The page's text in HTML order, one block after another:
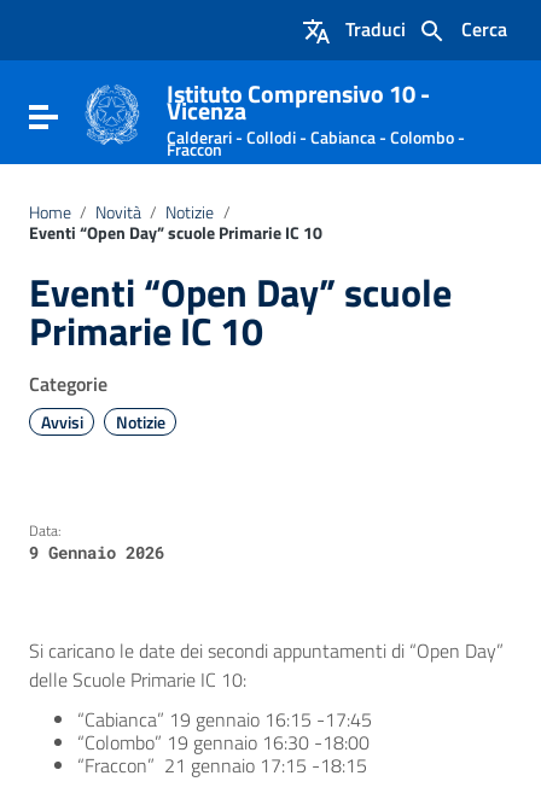
Vai al footer
Cerca
Traduci
Attiva / disattiva la navigazione
Istituto Comprensivo 10 -
Vicenza
Calderari - Collodi - Cabianca - Colombo -
Fraccon
Home / Novità / Notizie /
Eventi “Open Day” scuole Primarie IC 10
Eventi “Open Day” scuole
Primarie IC 10
Categorie
Avvisi Notizie
Data:
9 Gennaio 2026
Si caricano le date dei secondi appuntamenti di “Open Day”
delle Scuole Primarie IC 10:
“Cabianca” 19 gennaio 16:15 -17:45
“Colombo” 19 gennaio 16:30 -18:00
“Fraccon” 21 gennaio 17:15 -18:15